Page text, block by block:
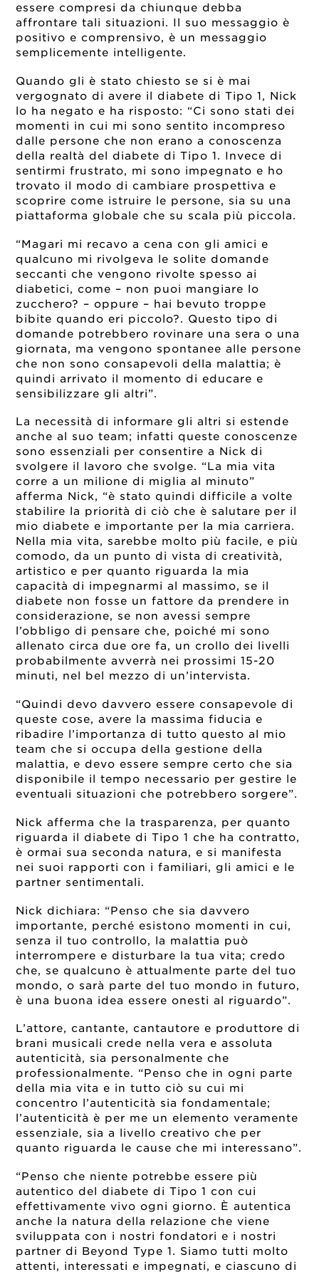
essere compresi da chiunque debba
affrontare tali situazioni. Il suo messaggio è
positivo e comprensivo, è un messaggio
semplicemente intelligente.
Quando gli è stato chiesto se si è mai
vergognato di avere il diabete di Tipo 1, Nick
lo ha negato e ha risposto: “Ci sono stati dei
momenti in cui mi sono sentito incompreso
dalle persone che non erano a conoscenza
della realtà del diabete di Tipo 1. Invece di
sentirmi frustrato, mi sono impegnato e ho
trovato il modo di cambiare prospettiva e
scoprire come istruire le persone, sia su una
piattaforma globale che su scala più piccola.
“Magari mi recavo a cena con gli amici e
qualcuno mi rivolgeva le solite domande
seccanti che vengono rivolte spesso ai
diabetici, come – non puoi mangiare lo
zucchero? – oppure – hai bevuto troppe
bibite quando eri piccolo?. Questo tipo di
domande potrebbero rovinare una sera o una
giornata, ma vengono spontanee alle persone
che non sono consapevoli della malattia; è
quindi arrivato il momento di educare e
sensibilizzare gli altri”.
La necessità di informare gli altri si estende
anche al suo team; infatti queste conoscenze
sono essenziali per consentire a Nick di
svolgere il lavoro che svolge. “La mia vita
corre a un milione di miglia al minuto”
afferma Nick, “è stato quindi difficile a volte
stabilire la priorità di ciò che è salutare per il
mio diabete e importante per la mia carriera.
Nella mia vita, sarebbe molto più facile, e più
comodo, da un punto di vista di creatività,
artistico e per quanto riguarda la mia
capacità di impegnarmi al massimo, se il
diabete non fosse un fattore da prendere in
considerazione, se non avessi sempre
l’obbligo di pensare che, poiché mi sono
allenato circa due ore fa, un crollo dei livelli
probabilmente avverrà nei prossimi 15-20
minuti, nel bel mezzo di un’intervista.
“Quindi devo davvero essere consapevole di
queste cose, avere la massima fiducia e
ribadire l’importanza di tutto questo al mio
team che si occupa della gestione della
malattia, e devo essere sempre certo che sia
disponibile il tempo necessario per gestire le
eventuali situazioni che potrebbero sorgere”.
Nick afferma che la trasparenza, per quanto
riguarda il diabete di Tipo 1 che ha contratto,
è ormai sua seconda natura, e si manifesta
nei suoi rapporti con i familiari, gli amici e le
partner sentimentali.
Nick dichiara: “Penso che sia davvero
importante, perché esistono momenti in cui,
senza il tuo controllo, la malattia può
interrompere e disturbare la tua vita; credo
che, se qualcuno è attualmente parte del tuo
mondo, o sarà parte del tuo mondo in futuro,
è una buona idea essere onesti al riguardo”.
L’attore, cantante, cantautore e produttore di
brani musicali crede nella vera e assoluta
autenticità, sia personalmente che
professionalmente. “Penso che in ogni parte
della mia vita e in tutto ciò su cui mi
concentro l’autenticità sia fondamentale;
l’autenticità è per me un elemento veramente
essenziale, sia a livello creativo che per
quanto riguarda le cause che mi interessano”.
“Penso che niente potrebbe essere più
autentico del diabete di Tipo 1 con cui
effettivamente vivo ogni giorno. È autentica
anche la natura della relazione che viene
sviluppata con i nostri fondatori e i nostri
partner di Beyond Type 1. Siamo tutti molto
attenti, interessati e impegnati, e ciascuno di